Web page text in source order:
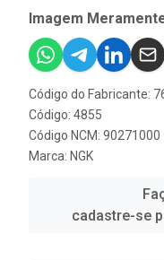
Imagem
Código do Fabricante:
Código: 4855
Código NCM: 90271000
Marca: NGK
cadastre-se